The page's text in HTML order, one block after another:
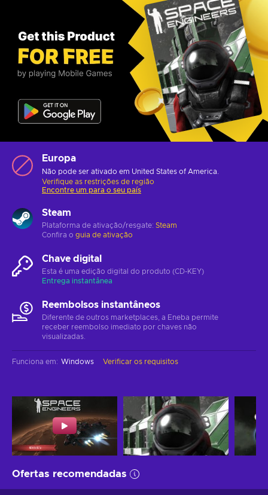
Europa
Não pode ser ativado em United States of America.
Verifique as restrições de região
Encontre um para o seu país
Steam
Plataforma de ativação/resgate: Steam
Confira o guia de ativação
Chave digital
Esta é uma edição digital do produto (CD-KEY)
Entrega instantânea
Reembolsos instantâneos
Diferente de outros marketplaces, a Eneba permite
receber reembolso imediato por chaves não
visualizadas.
Funciona em: Windows Verificar os requisitos
Ofertas recomendadas